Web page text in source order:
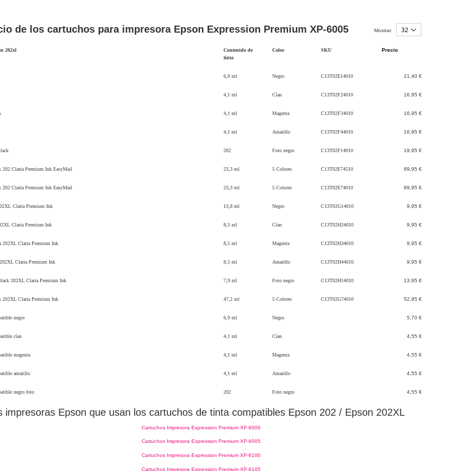
Mostrar
de los cartuchos para impresora Epson Expression Premium XP-6005
202xl
Contenido de
tinta
Color SKU Precio
6,9 ml Negro C13T02E14010 21,40 €
4,1 ml Cían C13T02F24010 16,95 €
4,1 ml Magenta C13T02F34010 16,95 €
4,1 ml Amarillo C13T02F44010 16,95 €
202 Foto negro C13T02F14010 19,95 €
202 Claria Premium Ink EasyMail 23,3 ml 5 Colores C13T02E74510 89,95 €
202 Claria Premium Ink EasyMail 23,3 ml 5 Colores C13T02E74010 89,95 €
Claria Premium Ink 13,8 ml Negro C13T02G14010 9,95 €
Claria Premium Ink 8,5 ml Cían C13T02H24010 9,95 €
202XL Claria Premium Ink 8,5 ml Magenta C13T02H34010 9,95 €
Claria Premium Ink 8,5 ml Amarillo C13T02H44010 9,95 €
202XL Claria Premium Ink 7,9 ml Foto negro C13T02H14010 13,95 €
202XL Claria Premium Ink 47,2 ml 5 Colores C13T02G74010 52,95 €
negro 6,9 ml Negro 5,70 €
cían 4,1 ml Cían 4,55 €
magenta 4,1 ml Magenta 4,55 €
amarillo 4,1 ml Amarillo 4,55 €
negro foto 202 Foto negro 4,55 €
impresoras Epson que usan los cartuchos de tinta compatibles Epson 202 / Epson 202XL
Cartuchos Impresora Expression Premium XP-6000
Cartuchos Impresora Expression Premium XP-6005
Cartuchos Impresora Expression Premium XP-6100
Cartuchos Impresora Expression Premium XP-6105